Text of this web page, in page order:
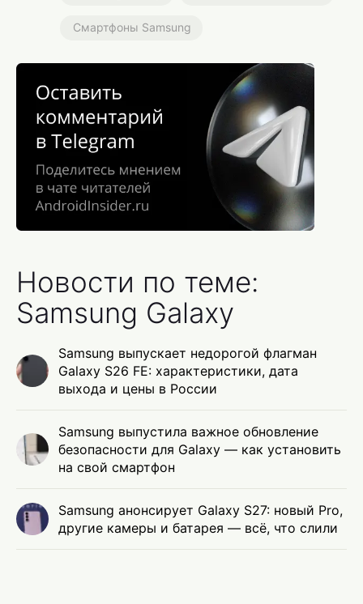
Смартфоны Samsung
Новости по теме:
Samsung Galaxy
Samsung выпускает недорогой флагман
Galaxy S26 FE: характеристики, дата
выхода и цены в России
Samsung выпустила важное обновление
безопасности для Galaxy — как установить
на свой смартфон
Samsung анонсирует Galaxy S27: новый Pro,
другие камеры и батарея — всё, что слили